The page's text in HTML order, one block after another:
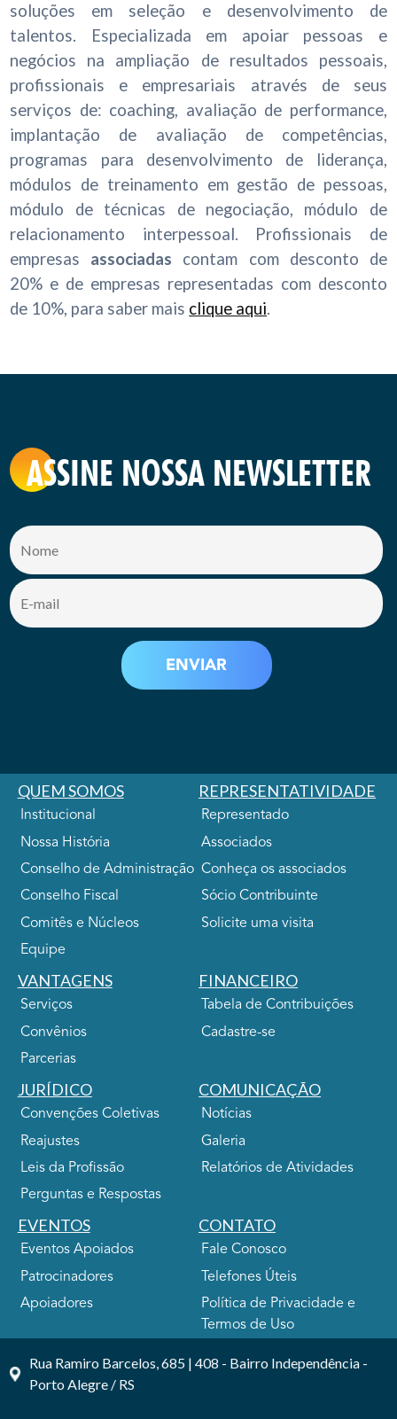
soluções em seleção e desenvolvimento de
talentos. Especializada em apoiar pessoas e
negócios na ampliação de resultados pessoais,
profissionais e empresariais através de seus
serviços de: coaching, avaliação de performance,
implantação de avaliação de competências,
programas para desenvolvimento de liderança,
módulos de treinamento em gestão de pessoas,
módulo de técnicas de negociação, módulo de
relacionamento interpessoal. Profissionais de
empresas associadas contam com desconto de
20% e de empresas representadas com desconto
de 10%, para saber mais clique aqui.
ASSINE NOSSA NEWSLETTER
QUEM SOMOS
Institucional
Nossa História
Conselho de Administração
Conselho Fiscal
Comitês e Núcleos
Equipe
REPRESENTATIVIDADE
Representado
Associados
Conheça os associados
Sócio Contribuinte
Solicite uma visita
VANTAGENS
Serviços
Convênios
Parcerias
FINANCEIRO
Tabela de Contribuições
Cadastre-se
JURÍDICO
Convenções Coletivas
Reajustes
Leis da Profissão
Perguntas e Respostas
COMUNICAÇÃO
Notícias
Galeria
Relatórios de Atividades
EVENTOS
Eventos Apoiados
Patrocinadores
Apoiadores
CONTATO
Fale Conosco
Telefones Úteis
Política de Privacidade e
Termos de Uso
Rua Ramiro Barcelos, 685 | 408 - Bairro Independência -
Porto Alegre / RS